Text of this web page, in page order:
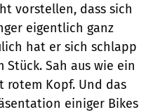
vorstellen, dass sich
eigentlich ganz
hat er sich schlapp
Stück. Sah aus wie ein
rotem Kopf. Und das
einiger Bikes